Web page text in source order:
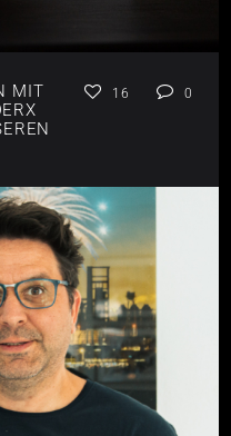
MIT
16 0